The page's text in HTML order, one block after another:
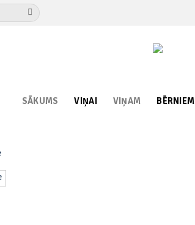
SĀKUMS VIŅAI VIŅAM BĒRNIEM